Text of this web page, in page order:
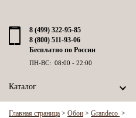
8 (499) 322-95-85
8 (800) 511-93-06
Бесплатно по России
ПН-ВС: 08:00 - 22:00
Каталог
Главная страница > Обои > Grandeco >